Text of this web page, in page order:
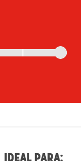
IDEAL PARA: